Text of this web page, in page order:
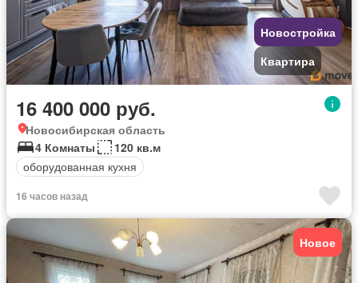
Новостройка
Квартира
16 400 000 руб.
Новосибирская область
4 Комнаты
120 кв.м
оборудованная кухня
16 часов назад
Новое